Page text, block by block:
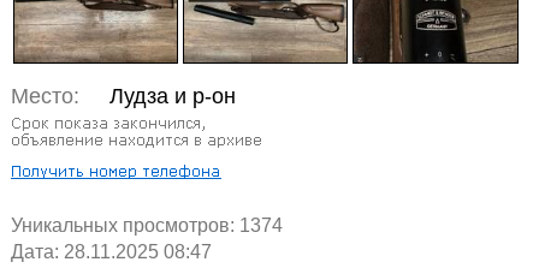
Место: Лудза и р-он
Уникальных просмотров: 1374
Дата: 28.11.2025 08:47